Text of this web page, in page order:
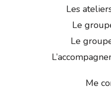
Les
Le
Le
Me